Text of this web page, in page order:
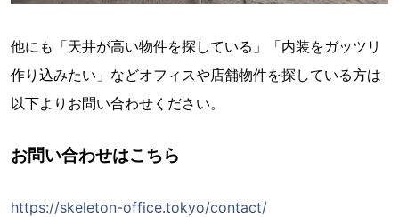
他にも「天井が高い物件を探している」「内装をガッツリ
作り込みたい」などオフィスや店舗物件を探している方は
以下よりお問い合わせください。
お問い合わせはこちら
https://skeleton-office.tokyo/contact/